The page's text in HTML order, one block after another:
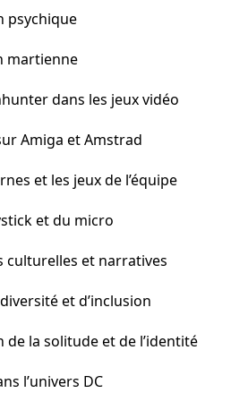
psychique
martienne
dans les jeux vidéo
Amiga et Amstrad
et les jeux de l’équipe
et du micro
culturelles et narratives
et d’inclusion
de la solitude et de l’identité
l’univers DC